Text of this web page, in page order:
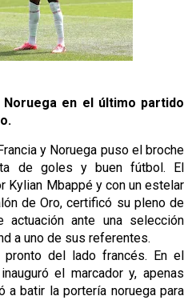
de La Liga
la pretemporada con el
Ellyes Skhiri
en el último partido
y Noruega puso el broche
de goles y buen fútbol. El
Kylian Mbappé y con un estelar
de Oro, certificó su pleno de
actuación ante una selección
a uno de sus referentes.
del lado francés. En el
el marcador y, apenas
a batir la portería noruega para